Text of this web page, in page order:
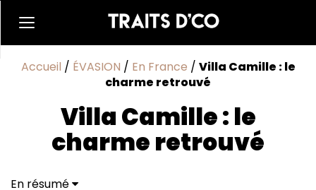
Accueil / ÉVASION / En France / Villa Camille : le
charme retrouvé
Villa Camille : le
charme retrouvé
En résumé